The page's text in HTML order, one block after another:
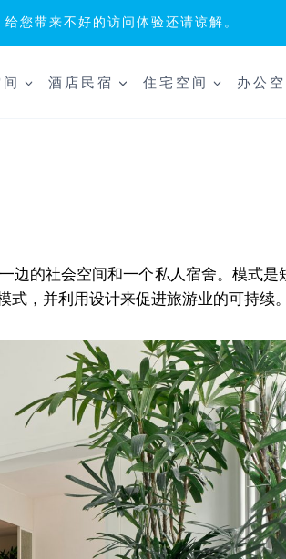
您带来不好的访问体验还请谅解。
酒店民宿 住宅空间 办公
边的社会空间和一个私人宿舍。模式是
，并利用设计来促进旅游业的可持续。